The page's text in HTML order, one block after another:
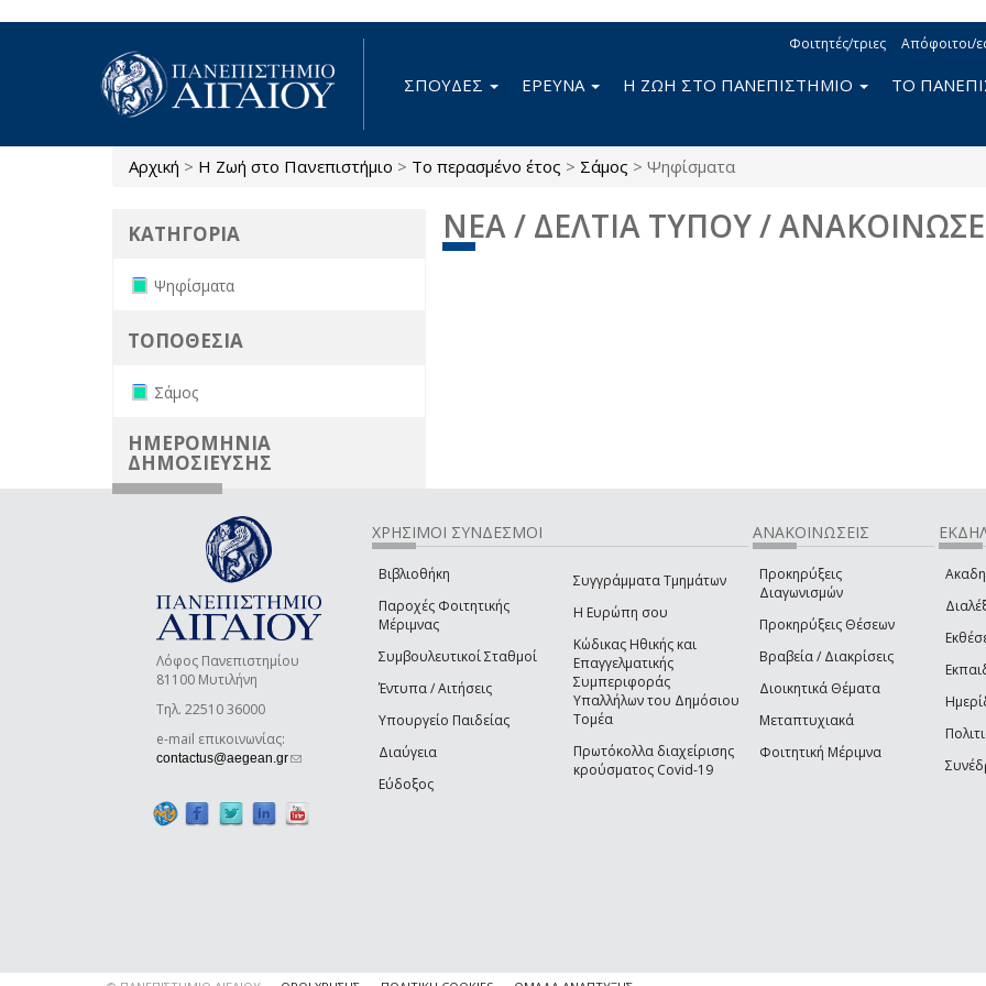
Φοιτητές/τριες Απόφοιτοι/
ΣΠΟΥΔΕΣ ΕΡΕΥΝΑ Η ΖΩΗ ΣΤΟ ΠΑΝΕΠΙΣΤΗΜΙΟ ΤΟ
Είστε εδώ
Αρχική > Η Ζωή στο Πανεπιστήμιο > Το περασμένο έτος > Σάμος > Ψηφίσματα
ΝΕΑ / ΔΕΛΤΙΑ ΤΥΠΟΥ /
ΚΑΤΗΓΟΡΙΑ
Remove Ψηφίσματα filter
Ψηφίσματα
ΤΟΠΟΘΕΣΙΑ
Remove Σάμος filter
Σάμος
ΗΜΕΡΟΜΗΝΙΑ
ΔΗΜΟΣΙΕΥΣΗΣ
Λόφος Πανεπιστημίου
81100 Μυτιλήνη
Τηλ. 22510 36000
e-mail επικοινωνίας:
contactus@aegean.gr(link sends e-mail)
ΧΡΗΣΙΜΟΙ ΣΥΝΔΕΣΜΟΙ
Βιβλιοθήκη
Παροχές Φοιτητικής
Μέριμνας
Συμβουλευτικοί Σταθμοί
Έντυπα / Αιτήσεις
Υπουργείο Παιδείας
Διαύγεια
Εύδοξος
Συγγράμματα Τμημάτων
Η Ευρώπη σου
Κώδικας Ηθικής και
Επαγγελματικής
Συμπεριφοράς
Υπαλλήλων του Δημόσιου
Τομέα
Πρωτόκολλα διαχείρισης
κρούσματος Covid-19
ΑΝΑΚΟΙΝΩΣΕΙΣ
Προκηρύξεις
Διαγωνισμών
Προκηρύξεις Θέσεων
Βραβεία / Διακρίσεις
Διοικητικά Θέματα
Μεταπτυχιακά
Φοιτητική Μέριμνα